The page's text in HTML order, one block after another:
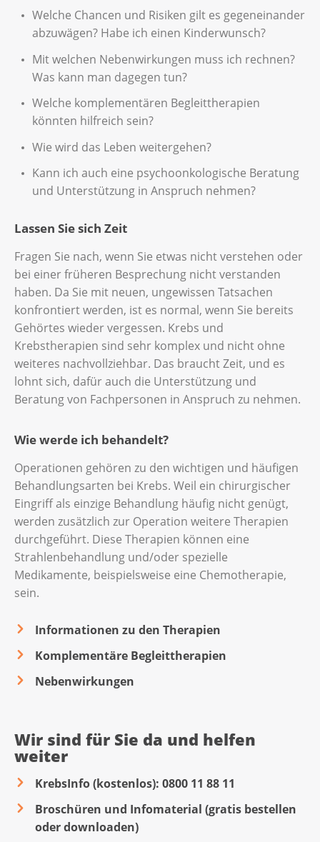
Welche Chancen und Risiken gilt es gegeneinander
abzuwägen? Habe ich einen Kinderwunsch?
Mit welchen Nebenwirkungen muss ich rechnen?
Was kann man dagegen tun?
Welche komplementären Begleittherapien
könnten hilfreich sein?
Wie wird das Leben weitergehen?
Kann ich auch eine psychoonkologische Beratung
und Unterstützung in Anspruch nehmen?
Lassen Sie sich Zeit
Fragen Sie nach, wenn Sie etwas nicht verstehen oder
bei einer früheren Besprechung nicht verstanden
haben. Da Sie mit neuen, ungewissen Tatsachen
konfrontiert werden, ist es normal, wenn Sie bereits
Gehörtes wieder vergessen. Krebs und
Krebstherapien sind sehr komplex und nicht ohne
weiteres nachvollziehbar. Das braucht Zeit, und es
lohnt sich, dafür auch die Unterstützung und
Beratung von Fachpersonen in Anspruch zu nehmen.
Wie werde ich behandelt?
Operationen gehören zu den wichtigen und häufigen
Behandlungsarten bei Krebs. Weil ein chirurgischer
Eingriff als einzige Behandlung häufig nicht genügt,
werden zusätzlich zur Operation weitere Therapien
durchgeführt. Diese Therapien können eine
Strahlenbehandlung und/oder spezielle
Medikamente, beispielsweise eine Chemotherapie,
sein.
Informationen zu den Therapien
Komplementäre Begleittherapien
Nebenwirkungen
Wir sind für Sie da und helfen
weiter
KrebsInfo (kostenlos): 0800 11 88 11
Broschüren und Infomaterial (gratis bestellen
oder downloaden)